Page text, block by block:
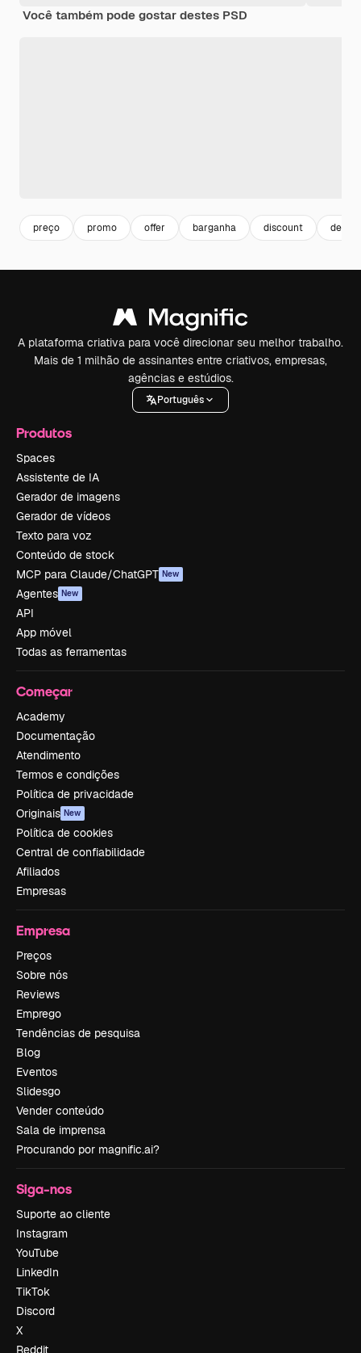
Você também pode gostar destes PSD
preço promo offer barganha discount
A plataforma criativa para você direcionar seu melhor trabalho.
Mais de 1 milhão de assinantes entre criativos, empresas,
agências e estúdios.
Português
Produtos
Spaces
Assistente de IA
Gerador de imagens
Gerador de vídeos
Texto para voz
Conteúdo de stock
MCP para Claude/ChatGPT New
Agentes New
API
App móvel
Todas as ferramentas
Começar
Academy
Documentação
Atendimento
Termos e condições
Política de privacidade
Originais New
Política de cookies
Central de confiabilidade
Afiliados
Empresas
Empresa
Preços
Sobre nós
Reviews
Emprego
Tendências de pesquisa
Blog
Eventos
Slidesgo
Vender conteúdo
Sala de imprensa
Procurando por magnific.ai?
Siga-nos
Suporte ao cliente
Instagram
YouTube
LinkedIn
TikTok
Discord
X
Reddit